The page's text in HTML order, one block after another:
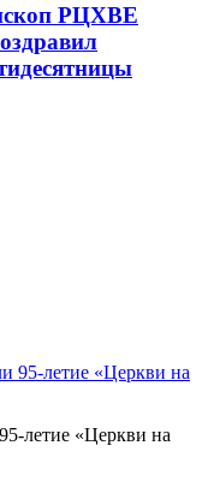
РЦХВЕ
летие «Церкви на